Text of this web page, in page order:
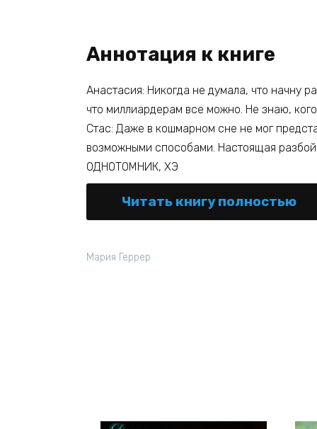
Аннотация к книге
Анастасия: Никогда не думала, что начну
что миллиардерам все можно. Не знаю,
Стас: Даже в кошмарном сне не мог
возможными способами. Настоящая
ОДНОТОМНИК, ХЭ
Читать книгу полностью
Мария Геррер